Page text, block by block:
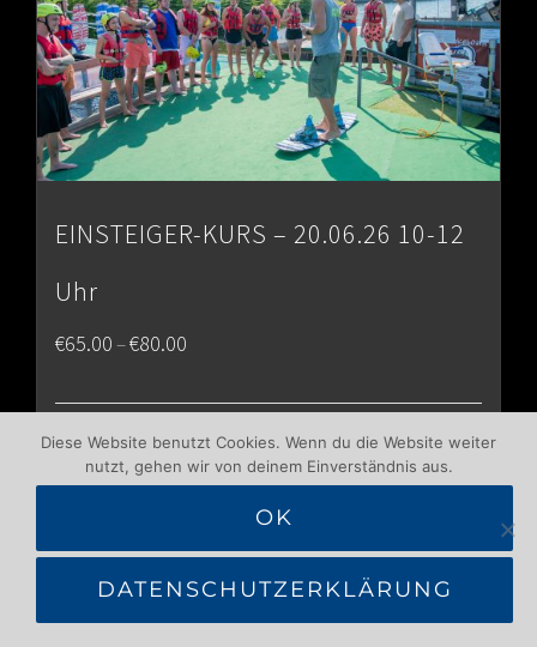
EINSTEIGER-KURS – 20.06.26 10-12
Uhr
€65.00–€80.00
€65.00
through
Diese Website benutzt Cookies. Wenn du die Website weiter
nutzt, gehen wir von deinem Einverständnis aus.
OK
DATENSCHUTZERKLÄRUNG